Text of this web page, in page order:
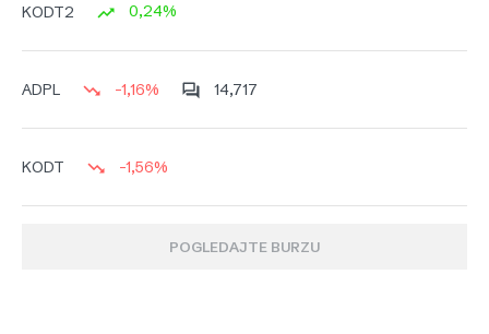
KODT2 0,24%
ADPL -1,16% 14,717
KODT -1,56%
POGLEDAJTE BURZU